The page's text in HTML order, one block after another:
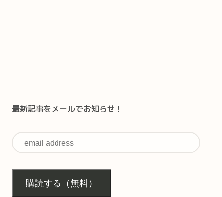
最新記事をメールでお知らせ！
購読する（無料）